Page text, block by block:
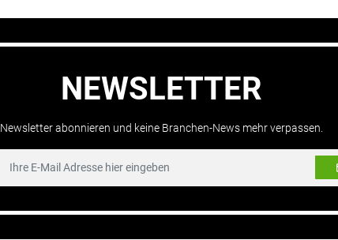
NEWSLETTER
Newsletter abonnieren und keine Branchen-News mehr verpassen.